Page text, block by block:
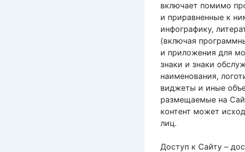
включает помимо
и приравненные к
инфографику,
(включая
и приложения для
знаки и знаки
наименования,
виджеты и иные
размещаемые на
контент может
лиц.
Доступ к Сайту –